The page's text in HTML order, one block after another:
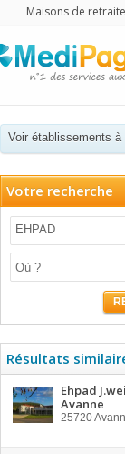
Maisons de retraite
Voir établissements à
Votre recherche
EHPAD
Résultats
Ehpad
Avanne
25720